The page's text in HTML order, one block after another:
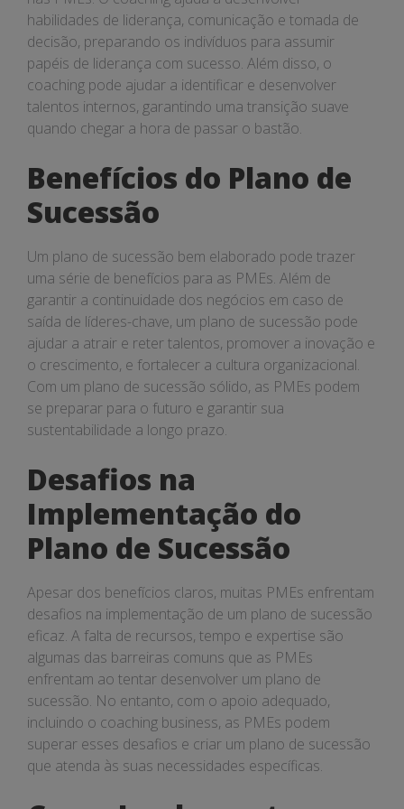
habilidades de liderança, comunicação e tomada de
decisão, preparando os indivíduos para assumir
papéis de liderança com sucesso. Além disso, o
coaching pode ajudar a identificar e desenvolver
talentos internos, garantindo uma transição suave
quando chegar a hora de passar o bastão.
Benefícios do Plano de
Sucessão
Um plano de sucessão bem elaborado pode trazer
uma série de benefícios para as PMEs. Além de
garantir a continuidade dos negócios em caso de
saída de líderes-chave, um plano de sucessão pode
ajudar a atrair e reter talentos, promover a inovação e
o crescimento, e fortalecer a cultura organizacional.
Com um plano de sucessão sólido, as PMEs podem
se preparar para o futuro e garantir sua
sustentabilidade a longo prazo.
Desafios na
Implementação do
Plano de Sucessão
Apesar dos benefícios claros, muitas PMEs enfrentam
desafios na implementação de um plano de sucessão
eficaz. A falta de recursos, tempo e expertise são
algumas das barreiras comuns que as PMEs
enfrentam ao tentar desenvolver um plano de
sucessão. No entanto, com o apoio adequado,
incluindo o coaching business, as PMEs podem
superar esses desafios e criar um plano de sucessão
que atenda às suas necessidades específicas.